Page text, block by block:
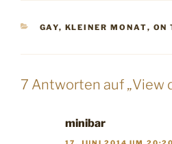
KATEGORIEN
GAY, KLEINER MONAT, ON
7 Antworten auf „View
minibar